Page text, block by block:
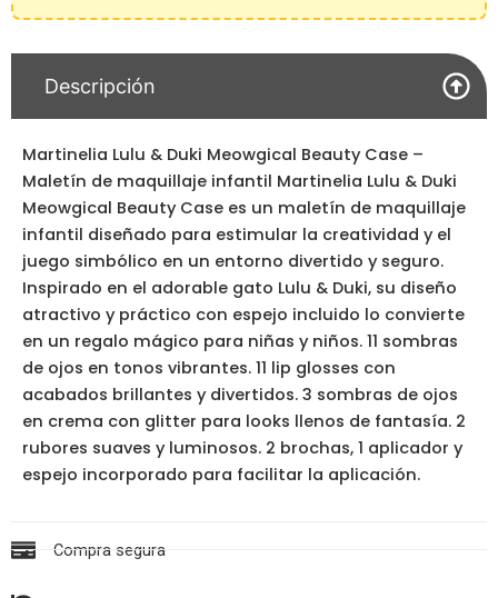
Descripción
Martinelia Lulu & Duki Meowgical Beauty Case –
Maletín de maquillaje infantil Martinelia Lulu & Duki
Meowgical Beauty Case es un maletín de maquillaje
infantil diseñado para estimular la creatividad y el
juego simbólico en un entorno divertido y seguro.
Inspirado en el adorable gato Lulu & Duki, su diseño
atractivo y práctico con espejo incluido lo convierte
en un regalo mágico para niñas y niños. 11 sombras
de ojos en tonos vibrantes. 11 lip glosses con
acabados brillantes y divertidos. 3 sombras de ojos
en crema con glitter para looks llenos de fantasía. 2
rubores suaves y luminosos. 2 brochas, 1 aplicador y
espejo incorporado para facilitar la aplicación.
Compra segura